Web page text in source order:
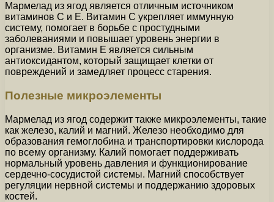
Мармелад из ягод является отличным источником
витаминов C и E. Витамин C укрепляет иммунную
систему, помогает в борьбе с простудными
заболеваниями и повышает уровень энергии в
организме. Витамин E является сильным
антиоксидантом, который защищает клетки от
повреждений и замедляет процесс старения.
Полезные микроэлементы
Мармелад из ягод содержит также микроэлементы, такие
как железо, калий и магний. Железо необходимо для
образования гемоглобина и транспортировки кислорода
по всему организму. Калий помогает поддерживать
нормальный уровень давления и функционирование
сердечно-сосудистой системы. Магний способствует
регуляции нервной системы и поддержанию здоровых
костей.